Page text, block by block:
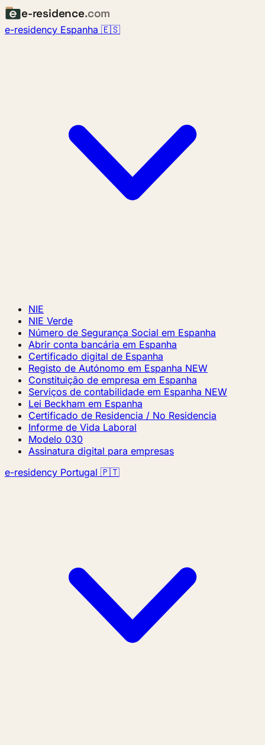
e-residence.com
e-residency Espanha 🇪🇸
NIE
NIE Verde
Número de Segurança Social em Espanha
Abrir conta bancária em Espanha
Certificado digital de Espanha
Registo de Autónomo em Espanha NEW
Constituição de empresa em Espanha
Serviços de contabilidade em Espanha NEW
Lei Beckham em Espanha
Certificado de Residencia / No Residencia
Informe de Vida Laboral
Modelo 030
Assinatura digital para empresas
e-residency Portugal 🇵🇹